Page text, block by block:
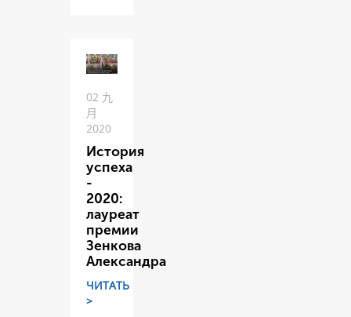
02 九
月
2020
История
успеха
-
2020:
лауреат
премии
Зенкова
Александра
ЧИТАТЬ
>